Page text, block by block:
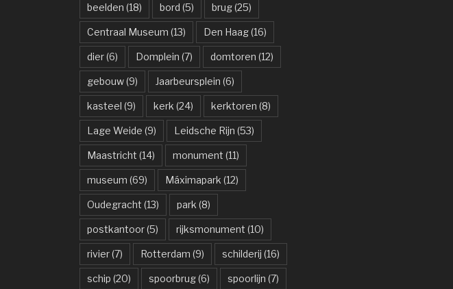
beelden (18) bord (5) brug(25)
Centraal Museum (13) Den Haag(16)
dier(6) Domplein (7) domtoren (12)
gebouw(9) Jaarbeursplein (6)
kasteel (9) kerk (24) kerktoren (8)
Lage Weide (9) Leidsche Rijn (53)
Maastricht (14) monument (11)
museum (69) Máximapark (12)
Oudegracht (13) park (8)
postkantoor(5) rijksmonument (10)
rivier(7) Rotterdam (9) schilderij (16)
schip (20) spoorbrug(6) spoorlijn (7)